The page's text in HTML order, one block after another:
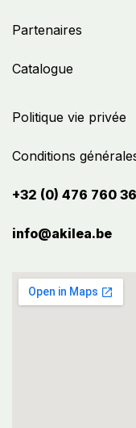
Politique vie privée
Conditions
+32 (0) 476 760
info@akilea.be​
Partenaires
Catalogue